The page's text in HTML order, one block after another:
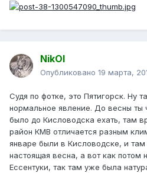
NikOl
Опубликовано 19 марта,
Судя по фотке, это Пятигорск. Ну
нормальное явление. До весны ты
было до Кисловодска ехать, там
район КМВ отличается разным
январе были в Кисловодске, и
настоящая весна, а вот как потом
Ессентуки, так там уже была